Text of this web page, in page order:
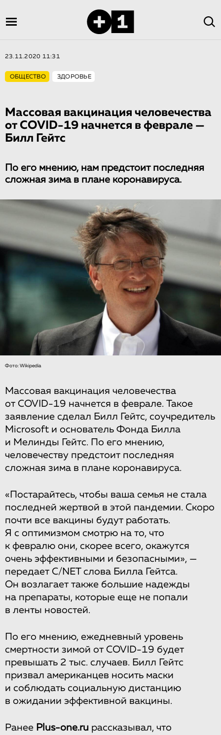
23.11.2020 11:31
ОБЩЕСТВО ЗДОРОВЬЕ
Массовая вакцинация человечества
от COVID-19 начнется в феврале —
Билл Гейтс
По его мнению, нам предстоит последняя
сложная зима в плане коронавируса.
Фото: Wikipedia
Массовая вакцинация человечества
от COVID-19 начнется в феврале. Такое
заявление сделал Билл Гейтс, соучредитель
Microsoft и основатель Фонда Билла
и Мелинды Гейтс. По его мнению,
человечеству предстоит последняя
сложная зима в плане коронавируса.
«Постарайтесь, чтобы ваша семья не стала
последней жертвой в этой пандемии. Скоро
почти все вакцины будут работать.
Я с оптимизмом смотрю на то, что
к февралю они, скорее всего, окажутся
очень эффективными и безопасными», —
передает C/NET слова Билла Гейтса.
Он возлагает также большие надежды
на препараты, которые еще не попали
в ленты новостей.
По его мнению, ежедневный уровень
смертности зимой от COVID-19 будет
превышать 2 тыс. случаев. Билл Гейтс
призвал американцев носить маски
и соблюдать социальную дистанцию
в ожидании эффективной вакцины.
Ранее Plus-one.ru рассказывал, что